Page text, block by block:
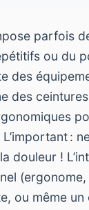
parfois
ou du
des
des
:
douleur !
(ergonome,
ou même